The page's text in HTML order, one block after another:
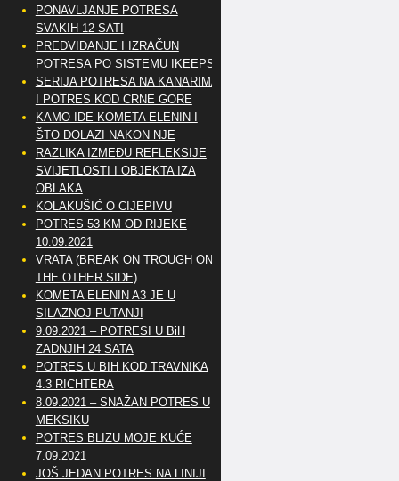
PONAVLJANJE POTRESA
SVAKIH 12 SATI
PREDVIĐANJE I IZRAČUN
POTRESA PO SISTEMU IKEEPS
SERIJA POTRESA NA KANARIMA
I POTRES KOD CRNE GORE
KAMO IDE KOMETA ELENIN I
ŠTO DOLAZI NAKON NJE
RAZLIKA IZMEĐU REFLEKSIJE
SVIJETLOSTI I OBJEKTA IZA
OBLAKA
KOLAKUŠIĆ O CIJEPIVU
POTRES 53 KM OD RIJEKE
10.09.2021
VRATA (BREAK ON TROUGH ON
THE OTHER SIDE)
KOMETA ELENIN A3 JE U
SILAZNOJ PUTANJI
9.09.2021 – POTRESI U BiH
ZADNJIH 24 SATA
POTRES U BIH KOD TRAVNIKA
4.3 RICHTERA
8.09.2021 – SNAŽAN POTRES U
MEKSIKU
POTRES BLIZU MOJE KUĆE
7.09.2021
JOŠ JEDAN POTRES NA LINIJI